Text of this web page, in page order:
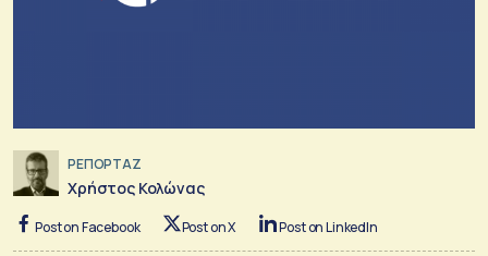
ΡΕΠΟΡΤΑΖ
Χρήστος Κολώνας
Post on Facebook Post on X Post on LinkedIn